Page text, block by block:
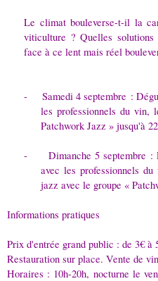
Le climat bouleverse-t-il la
viticulture ? Quelles
face à ce lent mais réel
-
Samedi 4 septembre :
les professionnels du vin,
Patchwork Jazz » jusqu'à
-
Dimanche 5 septembre :
avec les professionnels
jazz avec le groupe «
Informations pratiques
Prix d'entrée grand public : de 3€ à
Restauration sur place. Vente de
Horaires : 10h-20h, nocturne le